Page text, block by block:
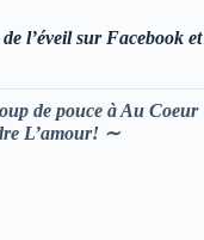
l’éveil sur Facebook et
de pouce à Au Coeur
L’amour! ∼